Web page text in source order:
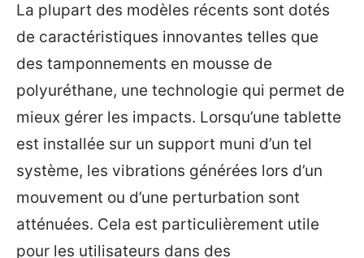
La plupart des modèles récents sont dotés
de caractéristiques innovantes telles que
des tamponnements en mousse de
polyuréthane, une technologie qui permet de
mieux gérer les impacts. Lorsqu’une tablette
est installée sur un support muni d’un tel
système, les vibrations générées lors d’un
mouvement ou d’une perturbation sont
atténuées. Cela est particulièrement utile
pour les utilisateurs dans des